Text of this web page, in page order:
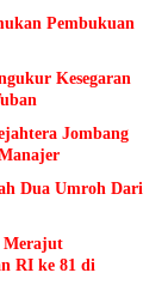
Pembukuan
Kesegaran
Jombang
Dua Umroh Dari
Merajut
RI ke 81 di